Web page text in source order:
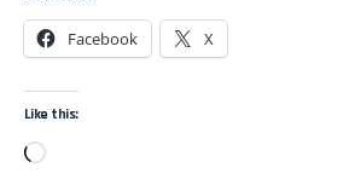
Facebook X
Like this: